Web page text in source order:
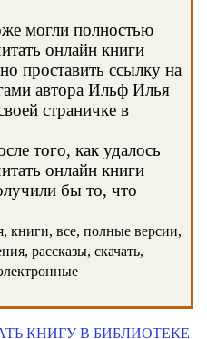
могли полностью
онлайн книги
проставить ссылку на
автора Ильф Илья
страничке в
того, как удалось
онлайн книги
бы то, что
книги, все, полные версии,
рассказы, скачать,
КНИГУ В БИБЛИОТЕКЕ